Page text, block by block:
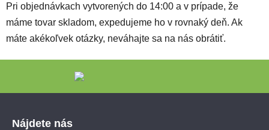
Pri objednávkach vytvorených do 14:00 a v prípade, že
máme tovar skladom, expedujeme ho v rovnaký deň. Ak
máte akékoľvek otázky, neváhajte sa na nás obrátiť.
Nájdete nás